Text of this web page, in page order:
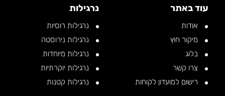
עוד באתר
אודות
מיקור חוץ
בלוג
צרו קשר
רישום למועדון לקוחות
נרגילות
נרגילות רוסיות
נרגילות נירוסטה
נרגילות מיוחדות
נרגילות יוקרתיות
נרגילות קטנות